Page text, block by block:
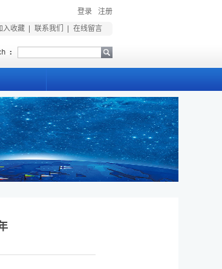
入收藏 联系我们 在线留言
登录 注册